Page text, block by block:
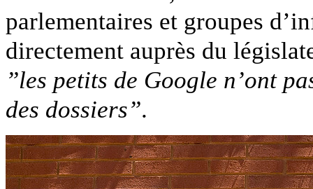
parlementaires et groupes
directement auprès du
”les petits de Google n’ont
des dossiers”.